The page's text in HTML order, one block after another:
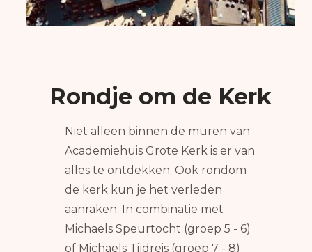
Rondje om de Kerk
Niet alleen binnen de muren van
Academiehuis Grote Kerk is er van
alles te ontdekken. Ook rondom
de kerk kun je het verleden
aanraken. In combinatie met
Michaëls Speurtocht (groep 5 - 6)
of Michaëls Tijdreis (groep 7 - 8)